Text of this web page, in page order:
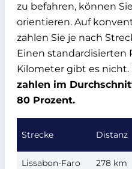
zu befahren, können
orientieren. Auf
zahlen Sie je nach
Einen standardisierten
Kilometer gibt es nicht.
zahlen im
80 Prozent.
Strecke Distanz
Lissabon-Faro 278 km